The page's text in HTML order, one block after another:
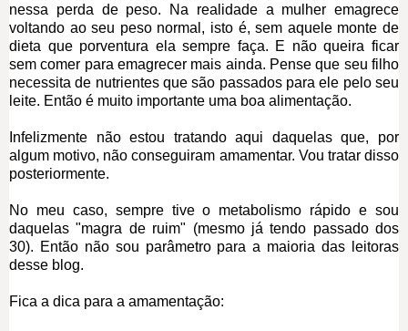
nessa perda de peso. Na realidade a mulher emagrece
voltando ao seu peso normal, isto é, sem aquele monte de
dieta que porventura ela sempre faça. E não queira ficar
sem comer para emagrecer mais ainda. Pense que seu filho
necessita de nutrientes que são passados para ele pelo seu
leite. Então é muito importante uma boa alimentação.
Infelizmente não estou tratando aqui daquelas que, por
algum motivo, não conseguiram amamentar. Vou tratar disso
posteriormente.
No meu caso, sempre tive o metabolismo rápido e sou
daquelas "magra de ruim" (mesmo já tendo passado dos
30). Então não sou parâmetro para a maioria das leitoras
desse blog.
Fica a dica para a amamentação: